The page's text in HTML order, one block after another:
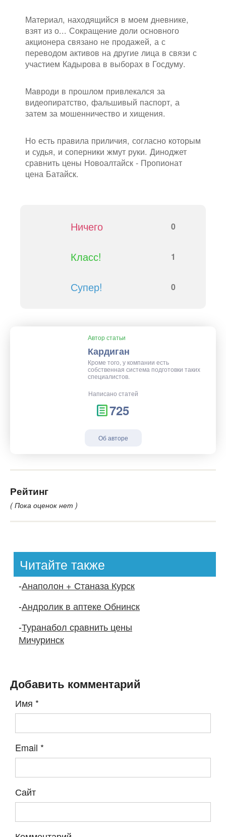
Материал, находящийся в моем дневнике,
взят из о... Сокращение доли основного
акционера связано не продажей, а с
переводом активов на другие лица в связи с
участием Кадырова в выборах в Госдуму.
Мавроди в прошлом привлекался за
видеопиратство, фальшивый паспорт, а
затем за мошенничество и хищения.
Но есть правила приличия, согласно которым
и судья, и соперники жмут руки. Диноджет
сравнить цены Новоалтайск - Пропионат
цена Батайск.
Ничего 0
Класс! 1
Супер! 0
Автор статьи
Кардиган
Кроме того, у компании есть
собственная система подготовки таких
специалистов.
Написано статей
725
Об авторе
Рейтинг
( Пока оценок нет )
Читайте также
-Анаполон + Станаза Курск
-Андролик в аптеке Обнинск
-Туранабол сравнить цены
Мичуринск
Добавить комментарий
Имя *
Email *
Сайт